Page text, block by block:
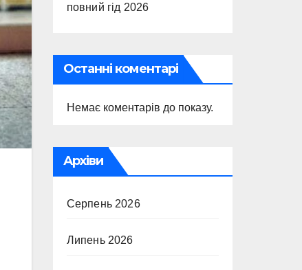
повний гід 2026
Останні коментарі
Немає коментарів до показу.
Архіви
Серпень 2026
Липень 2026